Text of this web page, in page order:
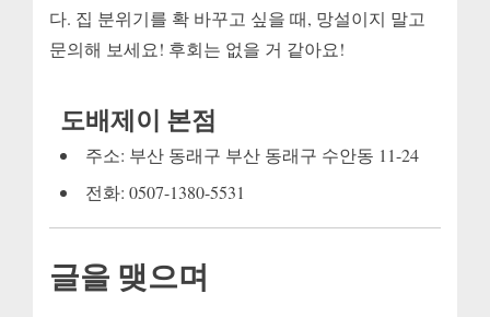
다. 집 분위기를 확 바꾸고 싶을 때, 망설이지 말고
문의해 보세요! 후회는 없을 거 같아요!
도배제이 본점
주소: 부산 동래구 부산 동래구 수안동 11-24
전화: 0507-1380-5531
글을 맺으며